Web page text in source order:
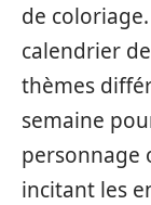
de
calendrier
thèmes
semaine
personnage
incitant les